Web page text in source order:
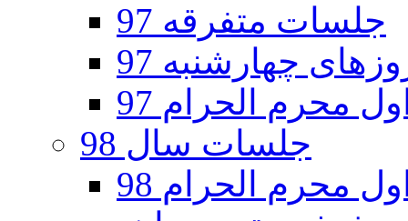
جلسات متفرقه 97
چهارشنبه 97
محرم الحرام 97
جلسات سال 98
محرم الحرام 98